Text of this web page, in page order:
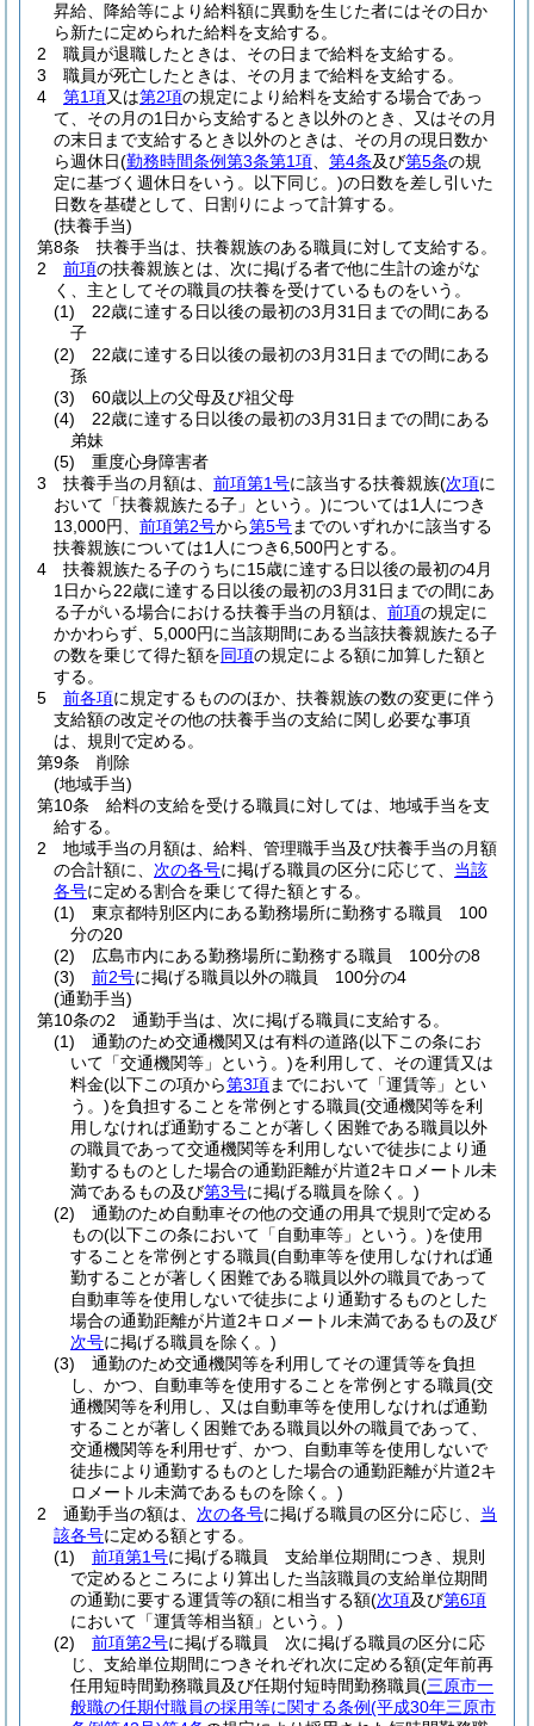
昇給、降給等により給料額に異動を生じた者にはその日か
ら新たに定められた給料を支給する。
2
職員が退職したときは、その日まで給料を支給する。
3
職員が死亡したときは、その月まで給料を支給する。
4
第1項又は第2項の規定により給料を支給する場合であっ
て、その月の1日から支給するとき以外のとき、又はその月
の末日まで支給するとき以外のときは、その月の現日数か
ら週休日(勤務時間条例第3条第1項 第4条及び第5条の規
定に基づく週休日をいう。以下同じ。)の日数を差し引いた
日数を基礎として、日割りによって計算する。
(扶養手当)
第8条
扶養手当は、扶養親族のある職員に対して支給する。
2
前項の扶養親族とは、次に掲げる者で他に生計の途がな
く、主としてその職員の扶養を受けているものをいう。
(1)
22歳に達する日以後の最初の3月31日までの間にある
子
(2)
22歳に達する日以後の最初の3月31日までの間にある
孫
(3)
60歳以上の父母及び祖父母
(4)
22歳に達する日以後の最初の3月31日までの間にある
弟妹
(5)
重度心身障害者
3
扶養手当の月額は、 前項第1号に該当する扶養親族(次項に
おいて「扶養親族たる子」という。)については1人につき
13,000円、 前項第2号から第5号までのいずれかに該当する
扶養親族については1人につき6,500円とする。
4
扶養親族たる子のうちに15歳に達する日以後の最初の4月
1日から22歳に達する日以後の最初の3月31日までの間にあ
る子がいる場合における扶養手当の月額は、 前項の規定に
かかわらず、5,000円に当該期間にある当該扶養親族たる子
の数を乗じて得た額を同項の規定による額に加算した額と
する。
5
前各項に規定するもののほか、扶養親族の数の変更に伴う
支給額の改定その他の扶養手当の支給に関し必要な事項
は、規則で定める。
第9条
削除
(地域手当)
第10条
給料の支給を受ける職員に対しては、地域手当を支
給する。
2
地域手当の月額は、給料、管理職手当及び扶養手当の月額
の合計額に、 次の各号に掲げる職員の区分に応じて、 当該
各号に定める割合を乗じて得た額とする。
(1)
東京都特別区内にある勤務場所に勤務する職員 100
分の20
(2)
広島市内にある勤務場所に勤務する職員 100分の8
(3)
前2号に掲げる職員以外の職員 100分の4
(通勤手当)
第10条の2
通勤手当は、次に掲げる職員に支給する。
(1)
通勤のため交通機関又は有料の道路(以下この条にお
いて「交通機関等」という。)を利用して、その運賃又は
料金(以下この項から第3項までにおいて「運賃等」とい
う。)を負担することを常例とする職員(交通機関等を利
用しなければ通勤することが著しく困難である職員以外
の職員であって交通機関等を利用しないで徒歩により通
勤するものとした場合の通勤距離が片道2キロメートル未
満であるもの及び第3号に掲げる職員を除く。)
(2)
通勤のため自動車その他の交通の用具で規則で定める
もの(以下この条において「自動車等」という。)を使用
することを常例とする職員(自動車等を使用しなければ通
勤することが著しく困難である職員以外の職員であって
自動車等を使用しないで徒歩により通勤するものとした
場合の通勤距離が片道2キロメートル未満であるもの及び
次号に掲げる職員を除く。)
(3)
通勤のため交通機関等を利用してその運賃等を負担
し、かつ、自動車等を使用することを常例とする職員(交
通機関等を利用し、又は自動車等を使用しなければ通勤
することが著しく困難である職員以外の職員であって、
交通機関等を利用せず、かつ、自動車等を使用しないで
徒歩により通勤するものとした場合の通勤距離が片道2キ
ロメートル未満であるものを除く。)
2
通勤手当の額は、 次の各号に掲げる職員の区分に応じ、 当
該各号に定める額とする。
(1)
前項第1号に掲げる職員 支給単位期間につき、規則
で定めるところにより算出した当該職員の支給単位期間
の通勤に要する運賃等の額に相当する額(次項及び第6項
において「運賃等相当額」という。)
(2)
前項第2号に掲げる職員 次に掲げる職員の区分に応
じ、支給単位期間につきそれぞれ次に定める額(定年前再
任用短時間勤務職員及び任期付短時間勤務職員(三原市一
般職の任期付職員の採用等に関する条例(平成30年三原市